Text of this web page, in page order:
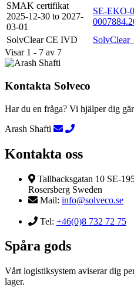
SMAK certifikat
2025-12-30 to 2027-
03-01
SE-EKO-
SolvClear CE IVD
Visar 1 - 7 av 7
Kontakta Solveco
Har du en fråga? Vi hjälper dig
Arash Shafti
Kontakta oss
Tallbacksgatan 10 SE-
Rosersberg Sweden
Mail: info@solveco.se
Tel: +46(0)8 732 72 75
Spåra gods
Vårt logistiksystem aviserar dig
lager.